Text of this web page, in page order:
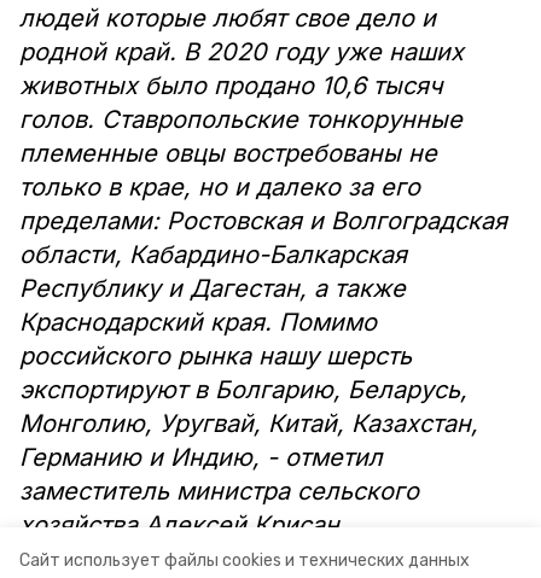
Сайт использует файлы cookies и технических данных
людей которые любят свое дело и
родной край. В 2020 году уже наших
животных было продано 10,6 тысяч
голов. Ставропольские тонкорунные
племенные овцы востребованы не
только в крае, но и далеко за его
пределами: Ростовская и Волгоградская
области, Кабардино-Балкарская
Республику и Дагестан, а также
Краснодарский края. Помимо
российского рынка нашу шерсть
экспортируют в Болгарию, Беларусь,
Монголию, Уругвай, Китай, Казахстан,
Германию и Индию, - отметил
заместитель министра сельского
хозяйства Алексей Крисан.